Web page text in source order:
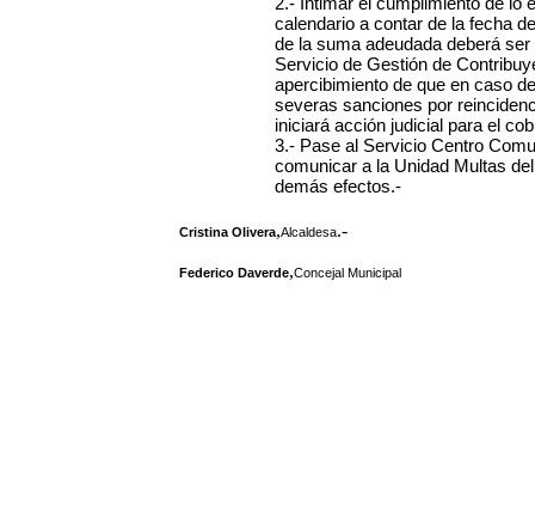
calendario a contar de la fecha
de la suma adeudada deberá
Servicio de Gestión de
apercibimiento de que en caso
severas sanciones por
iniciará acción judicial para el
3.- Pase al Servicio Centro
comunicar a la Unidad Multas
demás efectos.-
Cristina Olivera,Alcaldesa.-
Federico Daverde,Concejal Municipal